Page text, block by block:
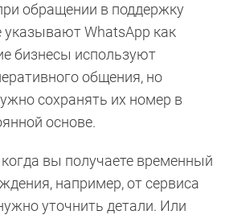
обращении в поддержку
WhatsApp как
бизнесы используют
общения, но
сохранять их номер в
основе.
вы получаете временный
например, от сервиса
уточнить детали. Или